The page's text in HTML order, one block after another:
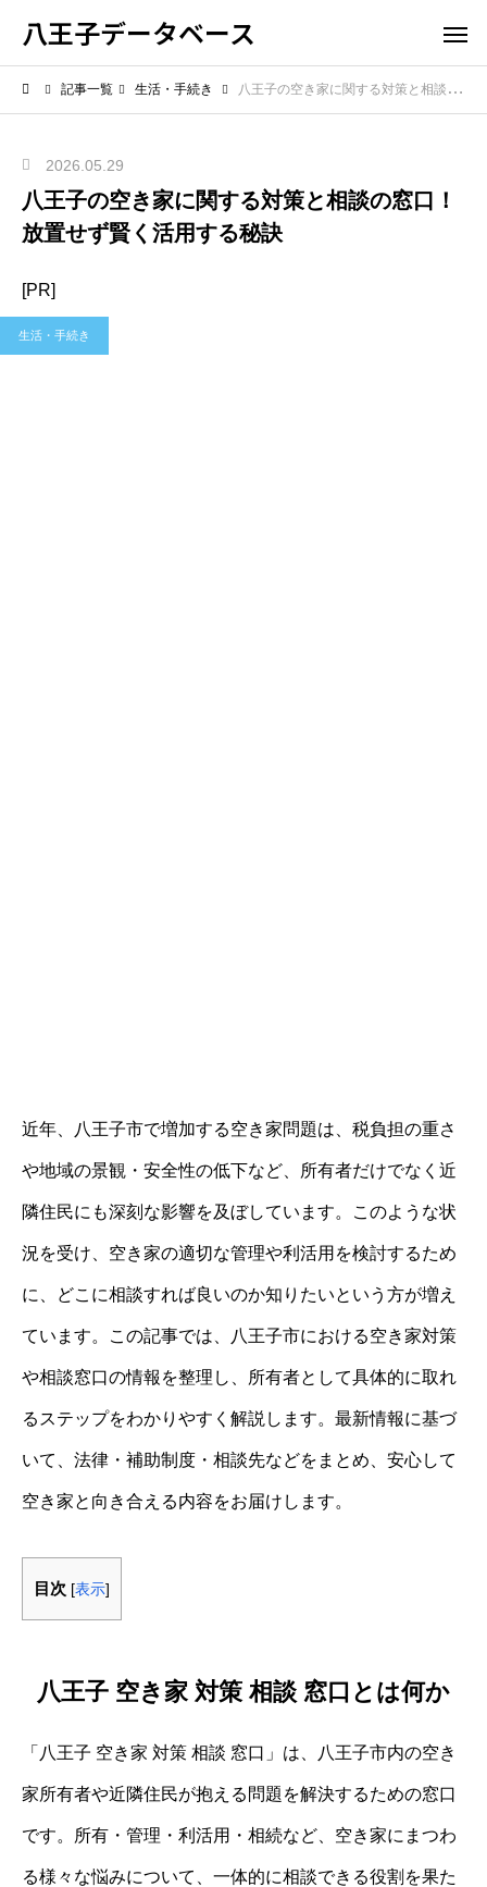
八王子データベース
記事一覧 生活・手続き 八王子の空き家に関する対策と相談の窓口！放置せず賢く活用する秘訣
2026.05.29
八王子の空き家に関する対策と相談の窓口！
放置せず賢く活用する秘訣
[PR]
生活・手続き
近年、八王子市で増加する空き家問題は、税負担の重さ
や地域の景観・安全性の低下など、所有者だけでなく近
隣住民にも深刻な影響を及ぼしています。このような状
況を受け、空き家の適切な管理や利活用を検討するため
に、どこに相談すれば良いのか知りたいという方が増え
ています。この記事では、八王子市における空き家対策
や相談窓口の情報を整理し、所有者として具体的に取れ
るステップをわかりやすく解説します。最新情報に基づ
いて、法律・補助制度・相談先などをまとめ、安心して
空き家と向き合える内容をお届けします。
目次 [表示]
八王子 空き家 対策 相談 窓口とは何か
「八王子 空き家 対策 相談 窓口」は、八王子市内の空き
家所有者や近隣住民が抱える問題を解決するための窓口
です。所有・管理・利活用・相続など、空き家にまつわ
る様々な悩みについて、一体的に相談できる役割を果た